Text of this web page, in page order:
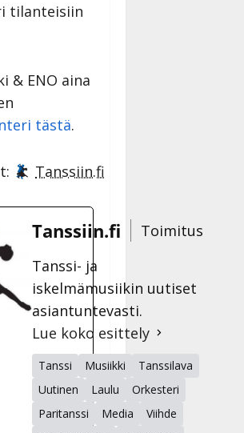
tilanteisiin
& ENO aina
tästä.
Tanssiin.fi
Tanssiin.fi
Toimitus
Tanssi- ja
iskelmämusiikin uutiset
asiantuntevasti.
Lue koko esittely
Tanssi Musiikki
Tanssilava
Uutinen
Laulu
Orkesteri
Paritanssi
Media
Viihde